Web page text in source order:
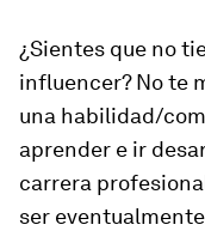
¿Sientes que no
influencer? No te
una habilidad/
aprender e ir
carrera
ser